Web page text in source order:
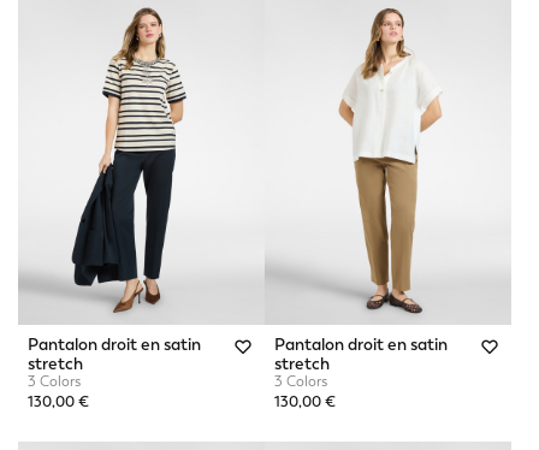
Pantalon droit en satin
stretch
3 Colors
130,00 €
Pantalon droit en satin
stretch
3 Colors
130,00 €